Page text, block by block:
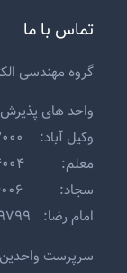
تماس با ما
گروه مهندسی
واحد های
وکیل آباد: ۳۵۰۲۲۰۰۰
معلم: ۳۶۰۴۴۰۰۴
سجاد: ۳۶۰۵۶۰۰۶
امام رضا: ۳۳۴۳۹۷۹۹
سرپرست واحدین